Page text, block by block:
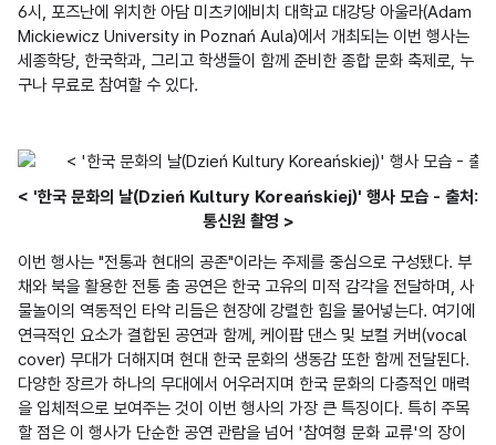
6시, 포즈난에 위치한 아담 미츠키에비치 대학교 대강당 아울라(Adam
Mickiewicz University in Poznań Aula)에서 개최되는 이번 행사는
세종학당, 한국학과, 그리고 학생들이 함께 준비한 종합 문화 축제로, 누
구나 무료로 참여할 수 있다.
< '한국 문화의 날(Dzień Kultury Koreańskiej)' 행사 모습 - 출처:
통신원 촬영 >
이번 행사는 "전통과 현대의 공존"이라는 주제를 중심으로 구성됐다. 부
채와 북을 활용한 전통 춤 공연은 한국 고유의 미적 감각을 전달하며, 사
물놀이의 역동적인 타악 리듬은 현장에 강렬한 힘을 불어넣는다. 여기에
연극적인 요소가 결합된 공연과 함께, 케이팝 댄스 및 보컬 커버(vocal
cover) 무대가 더해지며 현대 한국 문화의 생동감 또한 함께 전달된다.
다양한 장르가 하나의 무대에서 어우러지며 한국 문화의 다층적인 매력
을 입체적으로 보여주는 것이 이번 행사의 가장 큰 특징이다. 특히 주목
할 점은 이 행사가 단순한 공연 관람을 넘어 '참여형 문화 교류'의 장이